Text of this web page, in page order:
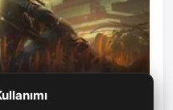
genişlemesi